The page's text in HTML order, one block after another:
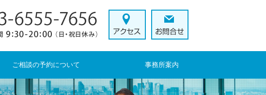
ご相談の予約について 事務所案内